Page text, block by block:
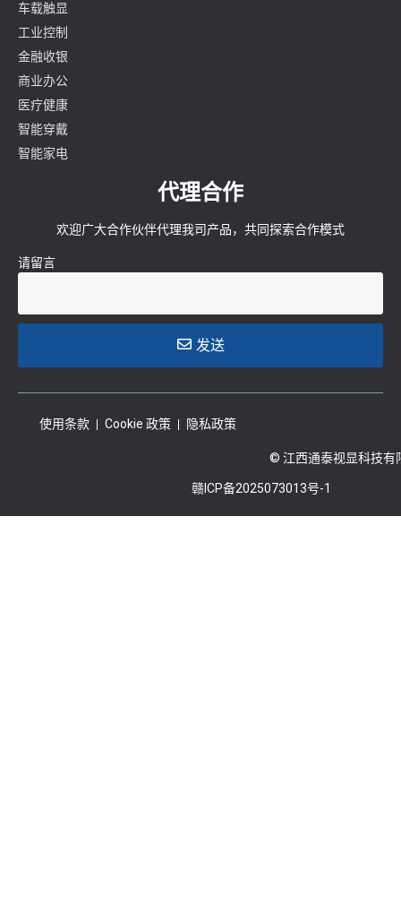
车载触显
工业控制
金融收银
商业办公
医疗健康
智能穿戴
智能家电
代理合作
欢迎广大合作伙伴代理我司产品，共同探索合作模式
请留言
发送
使用条款 Cookie 政策 隐私政策
© 江西通泰视显科技有
赣ICP备2025073013号-1